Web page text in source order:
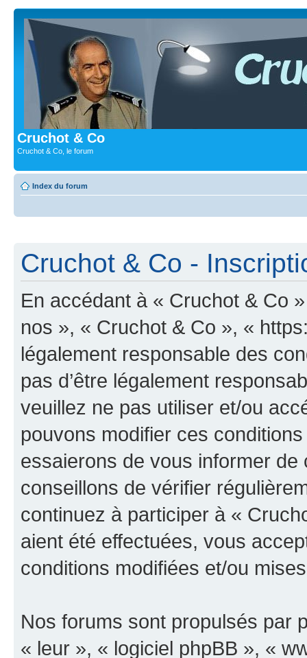
Cruchot & Co
Cruchot & Co, le forum
Index du forum
Cruchot & Co -
En accédant à « Cruchot & Co
nos », « Cruchot & Co », «
légalement responsable des
pas d’être légalement
veuillez ne pas utiliser et/ou
pouvons modifier ces
essaierons de vous informer
conseillons de vérifier
continuez à participer à «
aient été effectuées, vous
conditions modifiées et/ou
Nos forums sont propulsés par
« leur », « logiciel phpBB », «